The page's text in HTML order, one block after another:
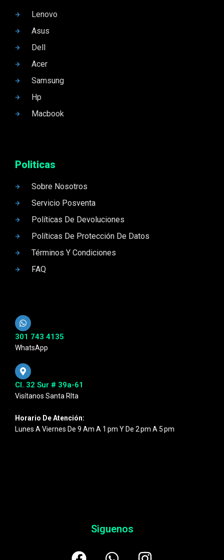
Lenovo
Asus
Dell
Acer
Samsung
Hp
Macbook
Politicas
Sobre Nosotros
Servicio Posventa
Políticas De Devoluciones
Políticas De Protección De Datos
Términos Y Condiciones
FAQ
301 743 4135
WhatsApp
Cl. 32 Sur # 39a-61
Visítanos Santa RIta
Horario De Atención:
Lunes A Viernes De 9 Am A 1 Pm Y De 2 Pm A 5 Pm
Siguenos